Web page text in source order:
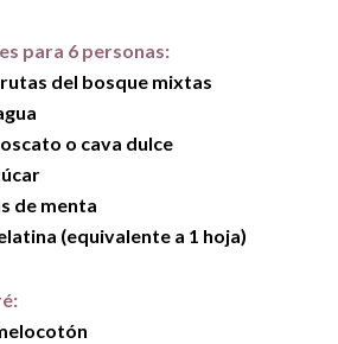
para 6 personas:
del bosque mixtas
o cava dulce
de menta
(equivalente a 1 hoja)